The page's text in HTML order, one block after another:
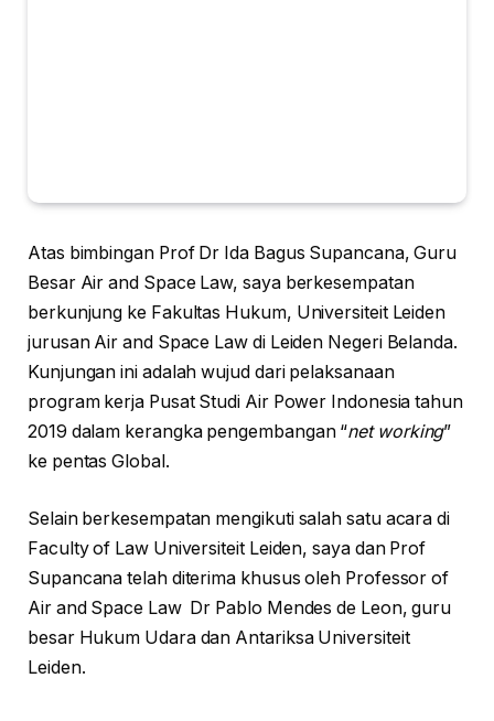
Atas bimbingan Prof Dr Ida Bagus Supancana, Guru
Besar Air and Space Law, saya berkesempatan
berkunjung ke Fakultas Hukum, Universiteit Leiden
jurusan Air and Space Law di Leiden Negeri Belanda.
Kunjungan ini adalah wujud dari pelaksanaan
program kerja Pusat Studi Air Power Indonesia tahun
2019 dalam kerangka pengembangan “net working”
ke pentas Global.
Selain berkesempatan mengikuti salah satu acara di
Faculty of Law Universiteit Leiden, saya dan Prof
Supancana telah diterima khusus oleh Professor of
Air and Space Law Dr Pablo Mendes de Leon, guru
besar Hukum Udara dan Antariksa Universiteit
Leiden.